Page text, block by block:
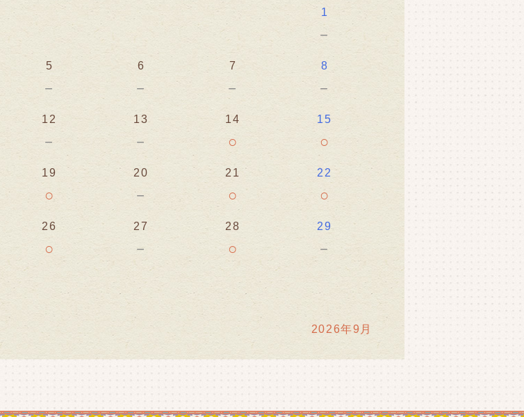
1
－
5
－
6
－
7
－
8
－
12
－
13
－
14
○
15
○
19
○
20
－
21
○
22
○
26
○
27
－
28
○
29
－
2026年9月